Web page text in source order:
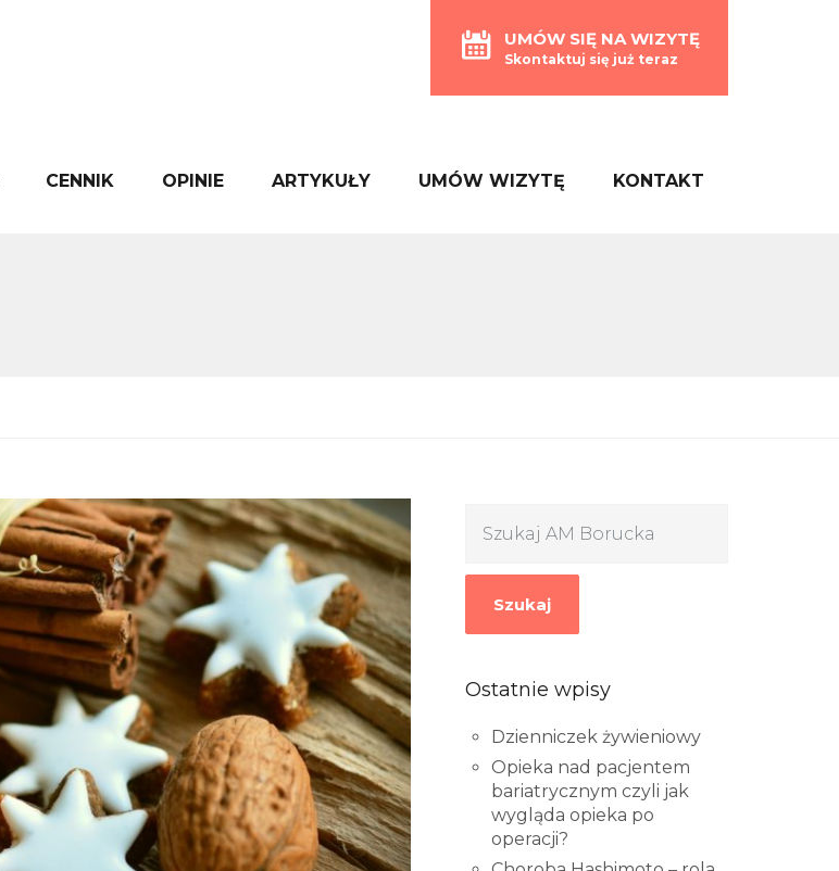
UMÓW SIĘ NA WIZYTĘ
Skontaktuj się już teraz
CENNIK OPINIE ARTYKUŁY UMÓW WIZYTĘ KONTAKT
Szukaj
Ostatnie wpisy
Dzienniczek żywieniowy
Opieka nad pacjentem
bariatrycznym czyli jak
wygląda opieka po
operacji?